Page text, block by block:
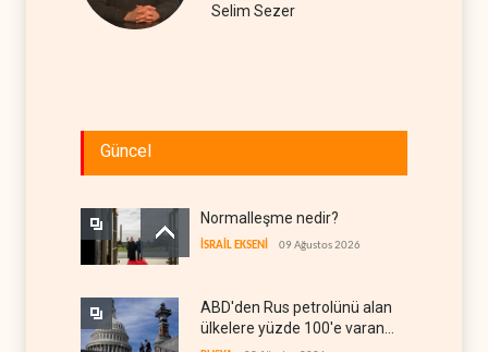
Selim Sezer
Güncel
Normalleşme nedir?
İSRAİL EKSENİ 09 Ağustos 2026
ABD'den Rus petrolünü alan
ülkelere yüzde 100'e varan